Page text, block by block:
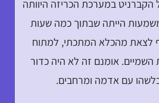
במערכת הכריזה היוותה
הייתה שבתוך כמה שעות
לצאת מהכלא המתכתי, למתוח
השמיים. אומנם זה לא היה כדור
עם אדמה ומרחבים.